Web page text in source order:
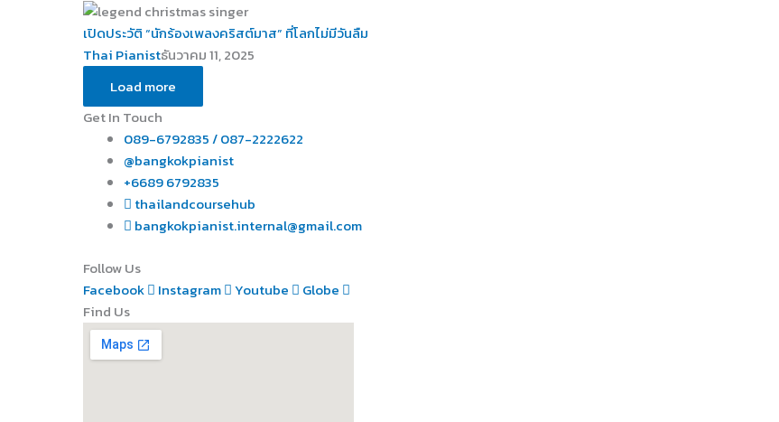
เปิดประวัติ “นักร้องเพลงคริสต์มาส” ที่โลกไม่มีวันลืม
Thai Pianistธันวาคม 11, 2025
Load more
Get In Touch
089-6792835 / 087-2222622
@bangkokpianist
+6689 6792835
thailandcoursehub
bangkokpianist.internal@gmail.com
Follow Us
Facebook
Instagram Youtube
Globe
Find Us